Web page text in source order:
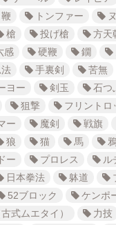
鞭 トンファー
槍 投げ槍
方天
感 硬鞭 鐗
手裏剣
苦無
ヨー 剣玉
石つ
狙撃
フリントロ
ー 魔剣
戦旗
狼 猫 馬
ー プロレス
ル
日本拳法 躰道
52ブロック
ケンポ
式ムエタイ）
力技